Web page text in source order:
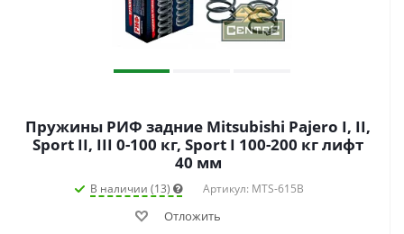
Пружины РИФ задние Mitsubishi Pajero I, II,
Sport II, III 0-100 кг, Sport I 100-200 кг лифт
40 мм
В наличии (13) Артикул: MTS-615B
Отложить